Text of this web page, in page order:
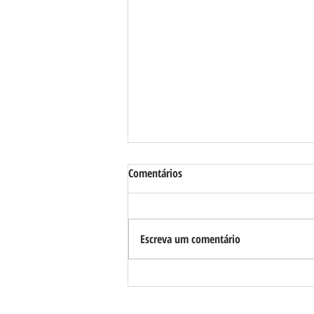
Comentários
Escreva um comentário